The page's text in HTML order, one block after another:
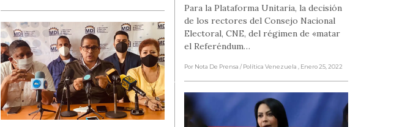
Para la Plataforma Unitaria, la decisión
de los rectores del Consejo Nacional
Electoral, CNE, del régimen de «matar
el Referéndum…
Por Nota De Prensa / Política Venezuela , Enero 25, 2022